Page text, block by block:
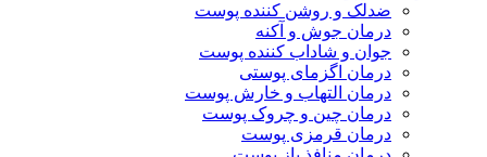
ضدلک و روشن کننده پوست
درمان جوش و آکنه
جوان و شاداب کننده پوست
درمان اگزمای پوستی
درمان التهاب و خارش پوست
درمان چین و چروک پوست
درمان قرمزی پوست